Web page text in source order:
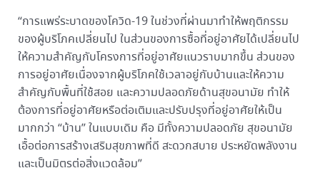
“การแพร่ระบาดของโควิด-19 ในช่วงที่ผ่านมาทำให้พฤติกรรม
ของผู้บริโภคเปลี่ยนไป ในส่วนของการซื้อที่อยู่อาศัยได้เปลี่ยนไป
ให้ความสำคัญกับโครงการที่อยู่อาศัยแนวราบมากขึ้น ส่วนของ
การอยู่อาศัยเนื่องจากผู้บริโภคใช้เวลาอยู่กับบ้านและให้ความ
สำคัญกับพื้นที่ใช้สอย และความปลอดภัยด้านสุขอนามัย ทำให้
ต้องการที่อยู่อาศัยหรือต่อเติมและปรับปรุงที่อยู่อาศัยให้เป็น
มากกว่า “บ้าน” ในแบบเดิม คือ มีทั้งความปลอดภัย สุขอนามัย
เอื้อต่อการสร้างเสริมสุขภาพที่ดี สะดวกสบาย ประหยัดพลังงาน
และเป็นมิตรต่อสิ่งแวดล้อม”